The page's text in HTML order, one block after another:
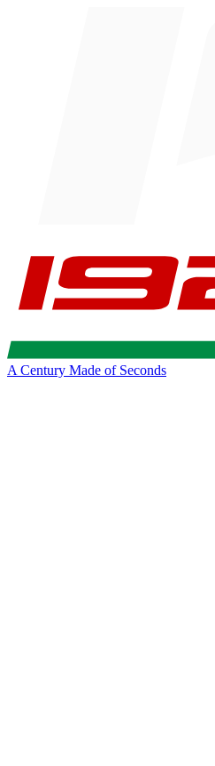
A Century Made of Seconds